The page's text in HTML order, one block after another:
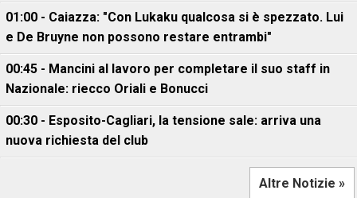
01:00 - Caiazza: "Con Lukaku qualcosa si è spezzato. Lui
e De Bruyne non possono restare entrambi"
00:45 - Mancini al lavoro per completare il suo staff in
Nazionale: riecco Oriali e Bonucci
00:30 - Esposito-Cagliari, la tensione sale: arriva una
nuova richiesta del club
Altre Notizie »